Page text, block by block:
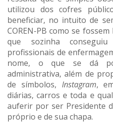
utilizou dos cofres
beneficiar, no intuito de
COREN-PB como se
que sozinha
profissionais de
nome, o que se dá
administrativa, além de
de símbolos, Instagram,
diárias, carros e toda e
auferir por ser Presidente
próprio e de sua chapa.